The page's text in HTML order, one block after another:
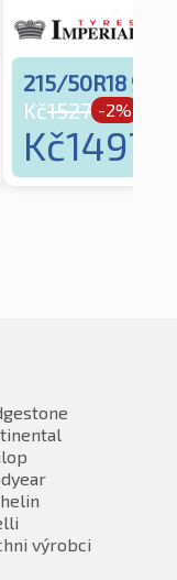
215/50R18 92W
Kč1527 -2%
Kč1497
výrobci